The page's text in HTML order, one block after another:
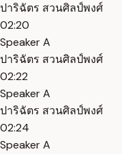
ปาริฉัตร สวนศิลป์พงศ์
02:20
Speaker A
ปาริฉัตร สวนศิลป์พงศ์
02:22
Speaker A
ปาริฉัตร สวนศิลป์พงศ์
02:24
Speaker A